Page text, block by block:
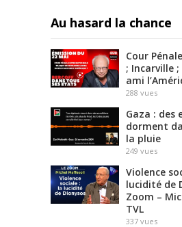
Au hasard la chance
Cour
; Incarville
ami
288 vues
Gaza : des
dorment
la pluie
249 vues
Violence
lucidité de
Zoom –
TVL
337 vues